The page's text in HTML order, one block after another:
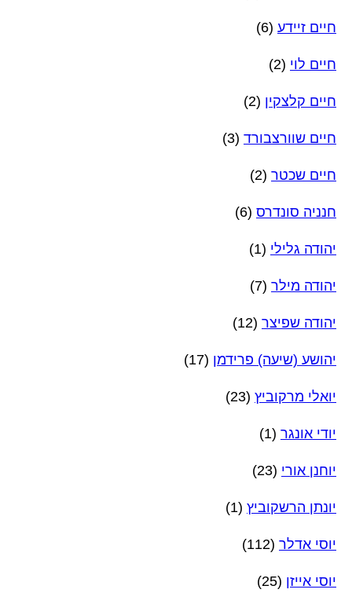
חיים זיידע (6)
חיים לוי (2)
חיים קלצקין (2)
חיים שוורצבורד (3)
חיים שכטר (2)
חנניה סונדרס (6)
יהודה גלילי (1)
יהודה מילר (7)
יהודה שפיצר (12)
יהושע (שיעה) פרידמן (17)
יואלי מרקוביץ (23)
יודי אונגר (1)
יוחנן אורי (23)
יונתן הרשקוביץ (1)
יוסי אדלר (112)
יוסי אייזן (25)